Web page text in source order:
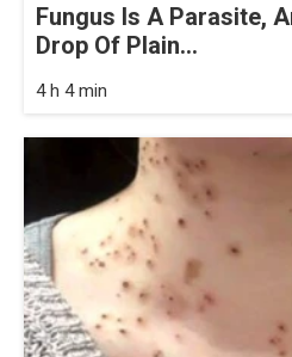
Fungus Is A Parasite,
Drop Of Plain...
4 h 4 min